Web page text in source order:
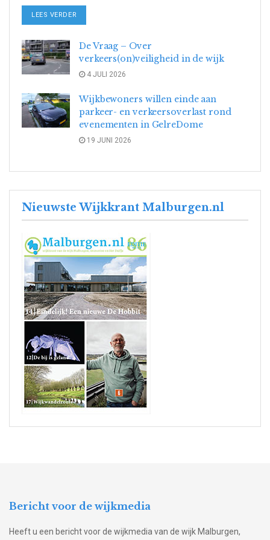
LEES VERDER
De Vraag – Over
verkeers(on)veiligheid in de wijk
4 JULI 2026
Wijkbewoners willen einde aan
parkeer- en verkeersoverlast rond
evenementen in GelreDome
19 JUNI 2026
Nieuwste Wijkkrant Malburgen.nl
Bericht voor de wijkmedia
Heeft u een bericht voor de wijkmedia van de wijk Malburgen,